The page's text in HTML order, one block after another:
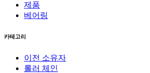
제품
베어링
카테고리
이전 소유자
롤러 체인